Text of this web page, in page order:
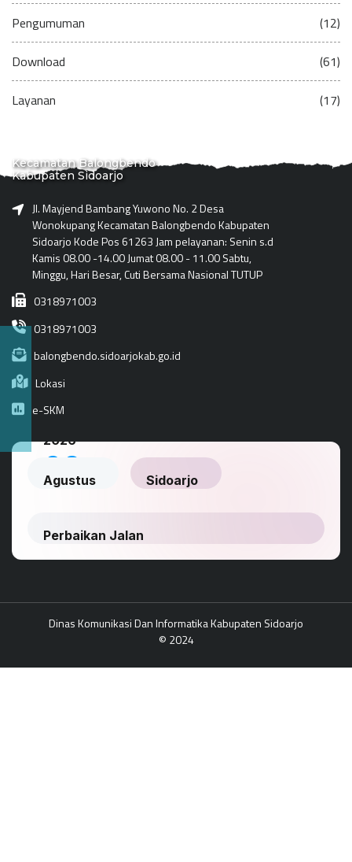
Pengumuman (12)
Download (61)
Layanan (17)
Kecamatan Balongbendo
Kabupaten Sidoarjo
Jl. Mayjend Bambang Yuwono No. 2 Desa
Wonokupang Kecamatan Balongbendo Kabupaten
Sidoarjo Kode Pos 61263 Jam pelayanan: Senin s.d
Kamis 08.00 -14.00 Jumat 08.00 - 11.00 Sabtu,
Minggu, Hari Besar, Cuti Bersama Nasional TUTUP
0318971003
0318971003
balongbendo.sidoarjokab.go.id
Lokasi
e-SKM
Dinas Komunikasi Dan Informatika Kabupaten Sidoarjo
© 2024